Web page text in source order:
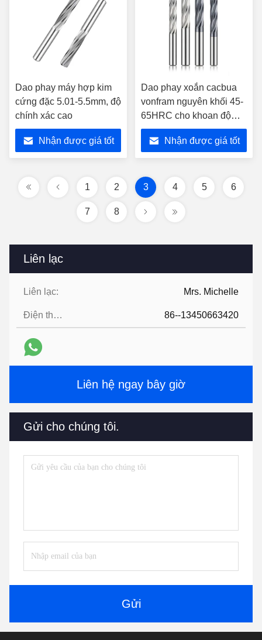
Liên lạc
Liên lạc: Mrs. Michelle
Điện thoại: 86--13450663420
Liên hệ ngay bây giờ
Gửi cho chúng tôi.
Gửi
Dao phay máy hợp kim
cứng đặc 5.01-5.5mm, độ
chính xác cao
Nhận được giá tốt
Dao phay xoắn cacbua
vonfram nguyên khối 45-
65HRC cho khoan độ
chính xác cao
Nhận được giá tốt
1 2 3 4 5 6
7 8